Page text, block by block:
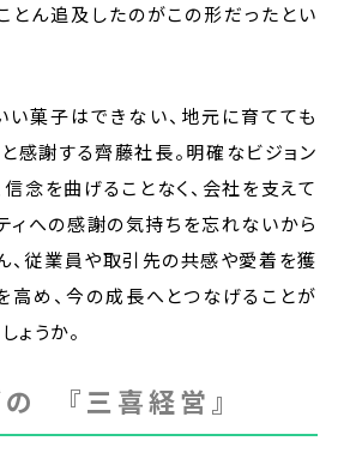
とん追及したのがこの形だったとい
菓子はできない、地元に育てても
感謝する齊藤社長。明確なビジョン
信念を曲げることなく、会社を支えて
ィへの感謝の気持ちを忘れないから
、従業員や取引先の共感や愛着を獲
高め、今の成長へとつなげることが
ょうか。
『三喜経営』